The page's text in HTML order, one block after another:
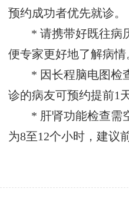
预约成功者优先就诊。
* 请携带好既往病
便专家更好地了解病情
* 因长程脑电图检
诊的病友可预约提前1
* 肝肾功能检查需
为8至12个小时，建议